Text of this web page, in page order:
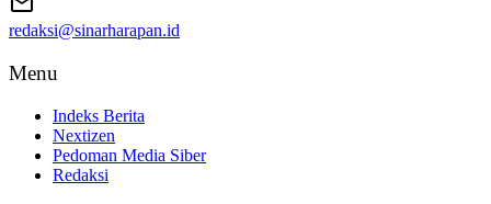
redaksi@sinarharapan.id
Menu
Indeks Berita
Nextizen
Pedoman Media Siber
Redaksi